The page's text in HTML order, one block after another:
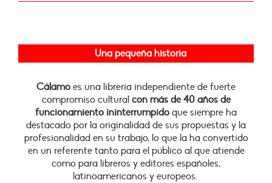
Una pequeña historia
Cálamo es una librería independiente de fuerte
compromiso cultural con más de 40 años de
funcionamiento ininterrumpido que siempre ha
destacado por la originalidad de sus propuestas y la
profesionalidad en su trabajo, lo que la ha convertido
en un referente tanto para el público al que atiende
como para libreros y editores españoles,
latinoamericanos y europeos.